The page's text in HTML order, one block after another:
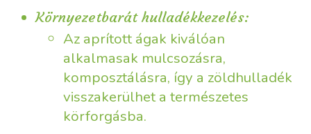
Környezetbarát hulladékkezelés:
Az aprított ágak kiválóan
alkalmasak mulcsozásra,
komposztálásra, így a zöldhulladék
visszakerülhet a természetes
körforgásba.